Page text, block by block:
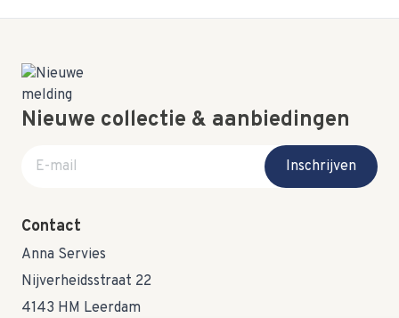
Nieuwe collectie & aanbiedingen
E-mail adres
Inschrijven
Contact
Anna Servies
Nijverheidsstraat 22
4143 HM Leerdam